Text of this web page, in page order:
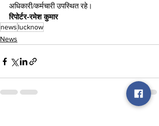
अधिकारी/कर्मचारी उपस्थित रहे।
रिपोर्टर-रमेश कुमार
news lucknow
News